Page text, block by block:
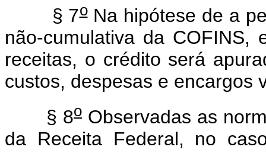
§ 7oNa hipótese de a
não-cumulativa da
receitas, o crédito será
custos, despesas e encargos
§ 8o Observadas as
da Receita Federal, no